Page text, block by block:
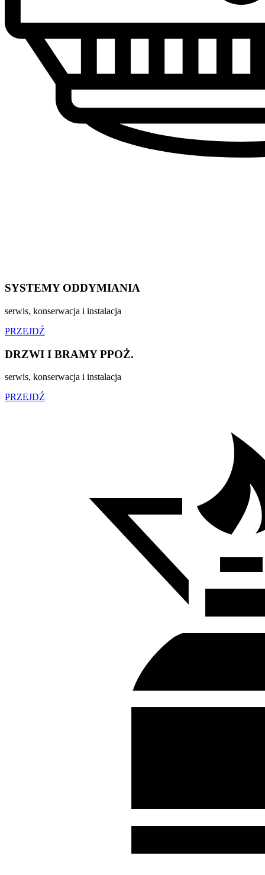
SYSTEMY ODDYMIANIA
serwis, konserwacja i instalacja
PRZEJDŹ
DRZWI I BRAMY PPOŻ.
serwis, konserwacja i instalacja
PRZEJDŹ